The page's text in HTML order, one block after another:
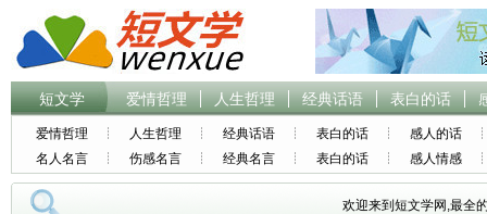
短文学 爱情哲理 人生哲理 经典话语 表白的话
爱情哲理 人生哲理 经典话语 表白的话
感人的话
名人名言
伤感名言 经典名言 表白的话 感人情感
欢迎来到短文学网,最全